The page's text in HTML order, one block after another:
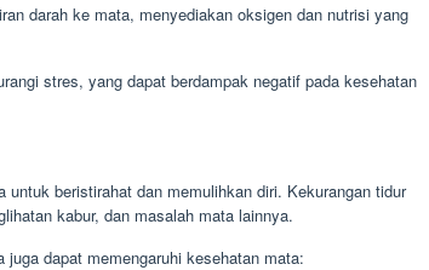
darah ke mata, menyediakan oksigen dan nutrisi yang
stres, yang dapat berdampak negatif pada kesehatan
beristirahat dan memulihkan diri. Kekurangan tidur
kabur, dan masalah mata lainnya.
dapat memengaruhi kesehatan mata: